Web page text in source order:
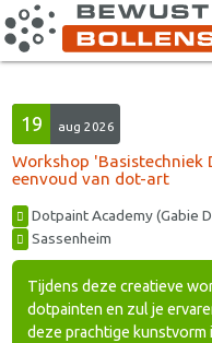
19 aug 2026
Workshop 'Basistechniek
eenvoud van dot-art
Dotpaint Academy (Gabie
Sassenheim
Tijdens deze creatieve
dotpainten en zul je
deze prachtige kunstvorm